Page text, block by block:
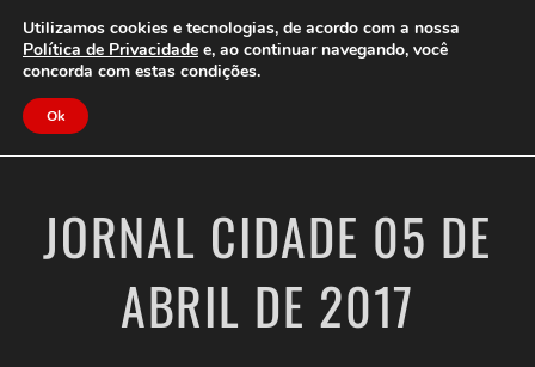
Clube do Assinante Área do Assinante
JORNAL CIDADE 05 DE
ABRIL DE 2017
Utilizamos cookies e tecnologias, de acordo com a nossa
Política de Privacidade e, ao continuar navegando, você
concorda com estas condições.
Ok